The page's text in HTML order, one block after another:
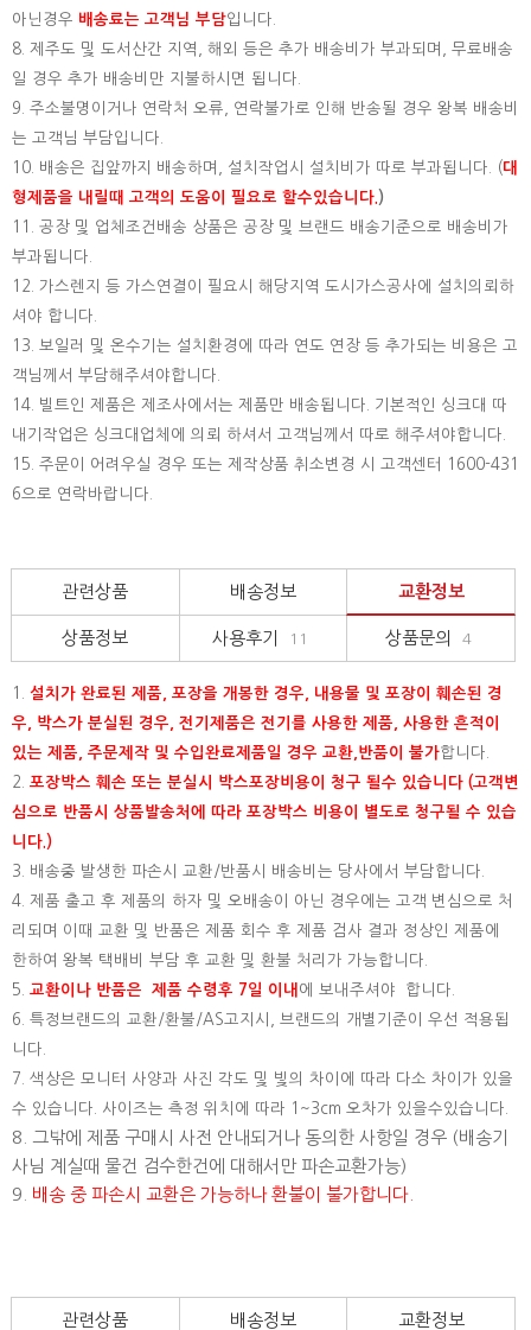
아닌경우 배송료는 고객님 부담입니다.
8. 제주도 및 도서산간 지역, 해외 등은 추가 배송비가 부과되며, 무료배송
일 경우 추가 배송비만 지불하시면 됩니다.
9. 주소불명이거나 연락처 오류, 연락불가로 인해 반송될 경우 왕복 배송비
는 고객님 부담입니다.
10. 배송은 집앞까지 배송하며, 설치작업시 설치비가 따로 부과됩니다. (대
형제품을 내릴때 고객의 도움이 필요로 할수있습니다. )
11. 공장 및 업체조건배송 상품은 공장 및 브랜드 배송기준으로 배송비가
부과됩니다.
12. 가스렌지 등 가스연결이 필요시 해당지역 도시가스공사에 설치의뢰하
셔야 합니다.
13. 보일러 및 온수기는 설치환경에 따라 연도 연장 등 추가되는 비용은 고
객님께서 부담해주셔야합니다.
14. 빌트인 제품은 제조사에서는 제품만 배송됩니다. 기본적인 싱크대 따
내기작업은 싱크대업체에 의뢰 하셔서 고객님께서 따로 해주셔야합니다.
15. 주문이 어려우실 경우 또는 제작상품 취소변경 시 고객센터 1600-431
6으로 연락바랍니다.
관련상품 배송정보 교환정보
상품정보 사용후기 11 상품문의 4
1. 설치가 완료된 제품, 포장을 개봉한 경우, 내용물 및 포장이 훼손된 경
우, 박스가 분실된 경우, 전기제품은 전기를 사용한 제품, 사용한 흔적이
있는 제품, 주문제작 및 수입완료제품일 경우 교환,반품이 불가합니다.
2. 포장박스 훼손 또는 분실시 박스포장비용이 청구 될수 있습니다 (고객변
심으로 반품시 상품발송처에 따라 포장박스 비용이 별도로 청구될 수 있습
니다.)
3. 배송중 발생한 파손시 교환/반품시 배송비는 당사에서 부담합니다.
4. 제품 출고 후 제품의 하자 및 오배송이 아닌 경우에는 고객 변심으로 처
리되며 이때 교환 및 반품은 제품 회수 후 제품 검사 결과 정상인 제품에
한하여 왕복 택배비 부담 후 교환 및 환불 처리가 가능합니다.
5. 교환이나 반품은 제품 수령후 7일 이내 에 보내주셔야 합니다.
6. 특정브랜드의 교환/환불/AS고지시, 브랜드의 개별기준이 우선 적용됩
니다.
7. 색상은 모니터 사양과 사진 각도 및 빛의 차이에 따라 다소 차이가 있을
수 있습니다. 사이즈는 측정 위치에 따라 1~3cm 오차가 있을수있습니다.
8. 그밖에 제품 구매시 사전 안내되거나 동의한 사항일 경우 (배송기
사님 계실때 물건 검수한건에 대해서만 파손교환가능)
9. 배송 중 파손시 교환은 가능하나 환불이 불가합니다.
관련상품 배송정보 교환정보